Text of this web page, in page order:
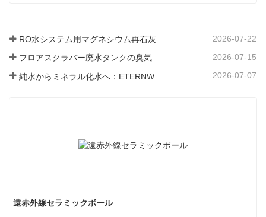
2026-07-22
フロアスクラバー廃水タンクの臭気と細菌の発生を防ぐ方法 2026-07-15
2026-07-07
遠赤外線セラミックボール